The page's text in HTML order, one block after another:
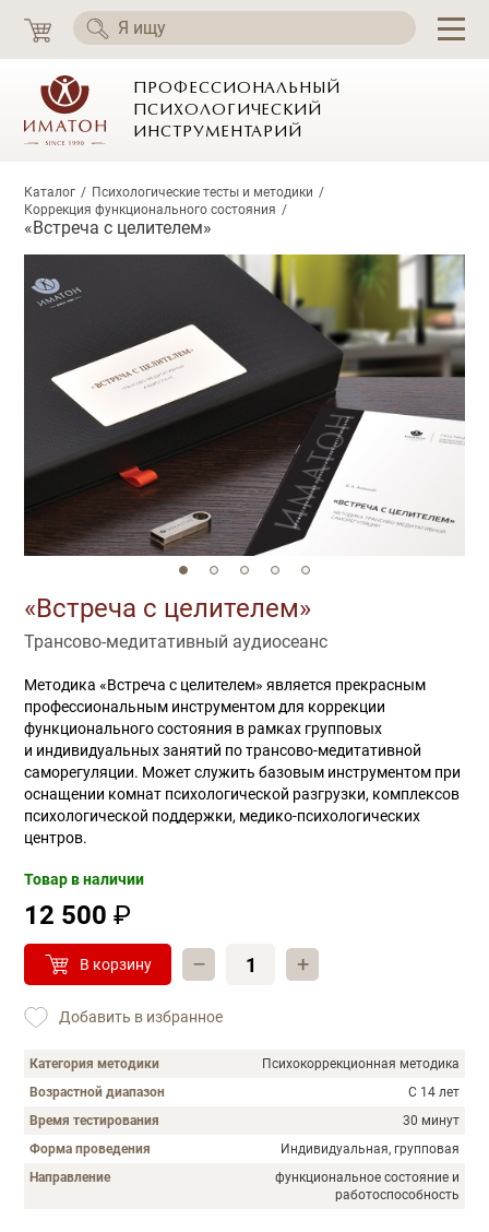
ПРОФЕССИОНАЛЬНЫЙ
ПСИХОЛОГИЧЕСКИЙ
ИНСТРУМЕНТАРИЙ
Каталог
Психологические тесты и методики
Коррекция функционального состояния
«Встреча с целителем»
«Встреча с целителем»
Трансово-медитативный аудиосеанс
Методика «Встреча с целителем» является прекрасным
профессиональным инструментом для коррекции
функционального состояния в рамках групповых
и индивидуальных занятий по трансово-медитативной
саморегуляции. Может служить базовым инструментом при
оснащении комнат психологической разгрузки, комплексов
психологической поддержки, медико-психологических
центров.
Товар в наличии
12 500 ₽
В корзину – +
Добавить в избранное
Категория методики
Психокоррекционная методика
Возрастной диапазон
С 14 лет
Время тестирования
30 минут
Форма проведения
Индивидуальная, групповая
Направление
функциональное состояние и
работоспособность